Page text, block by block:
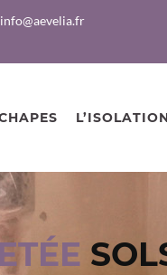
info@aevelia.fr